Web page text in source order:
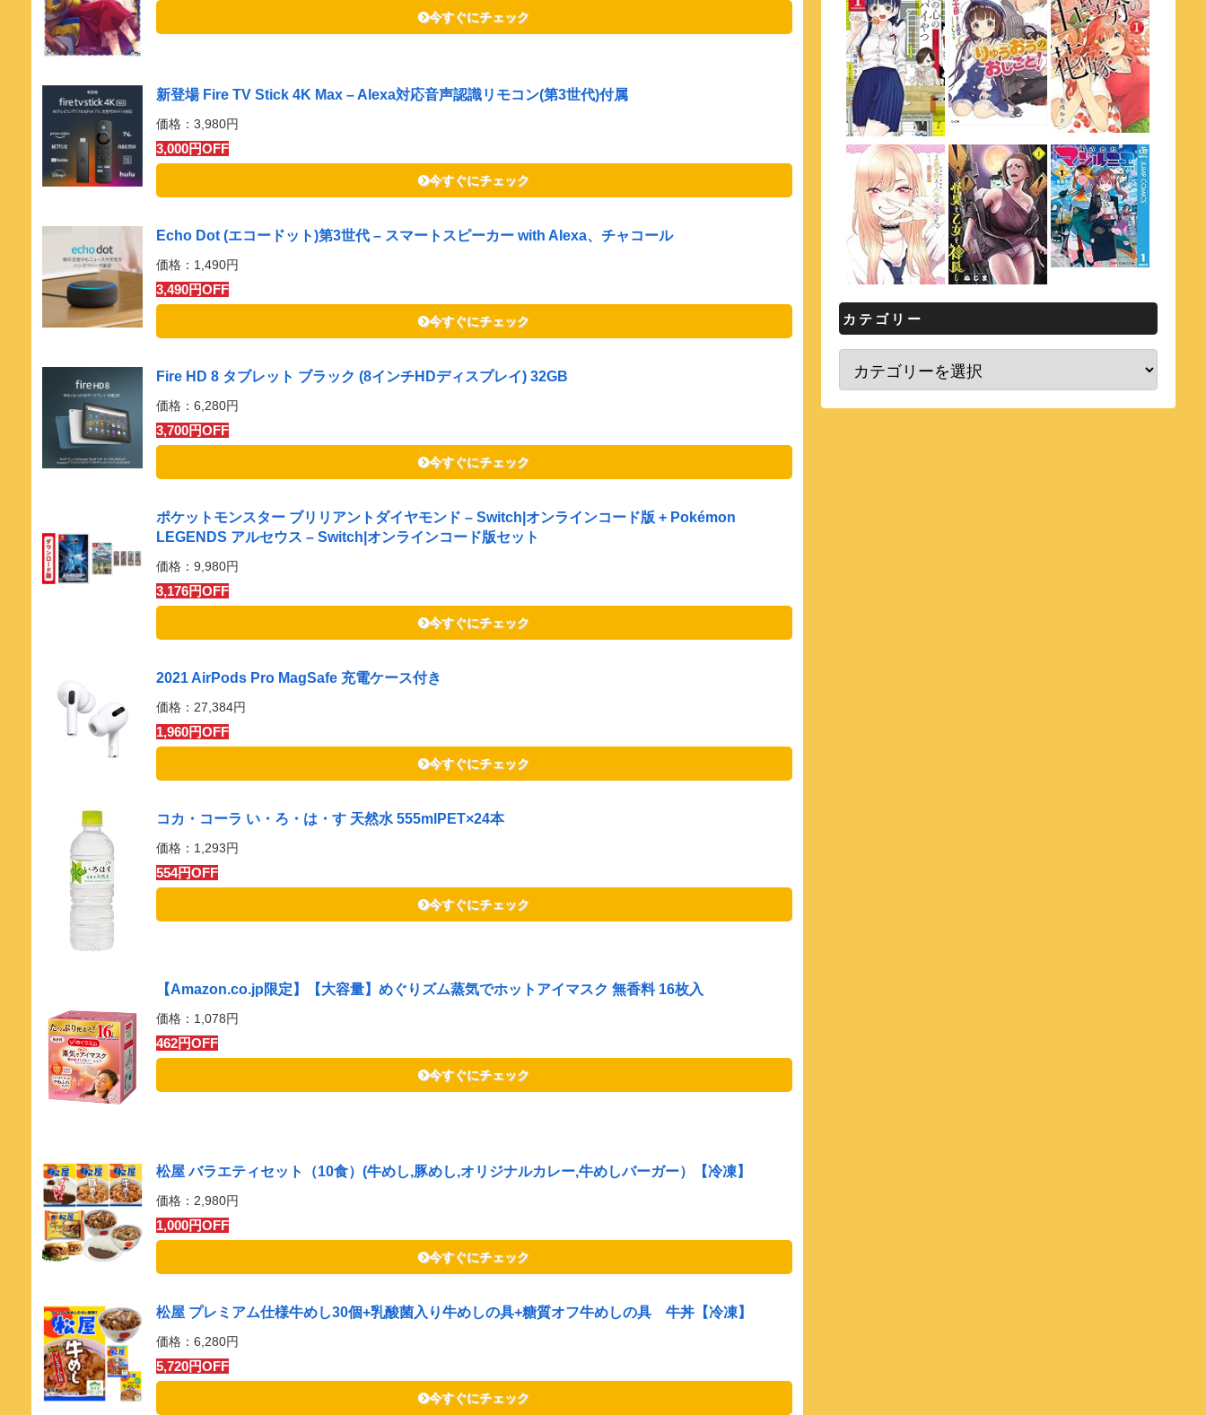
今すぐにチェック
新登場 Fire TV Stick 4K Max – Alexa対応音声認識リモコン(第3世代)付属
価格：3,980円
3,000円OFF
今すぐにチェック
Echo Dot (エコードット)第3世代 – スマートスピーカー with Alexa、チャコール
価格：1,490円
3,490円OFF
今すぐにチェック
Fire HD 8 タブレット ブラック (8インチHDディスプレイ) 32GB
価格：6,280円
3,700円OFF
今すぐにチェック
ポケットモンスター ブリリアントダイヤモンド – Switch|オンラインコード版 + Pokémon
LEGENDS アルセウス – Switch|オンラインコード版セット
価格：9,980円
3,176円OFF
今すぐにチェック
2021 AirPods Pro MagSafe 充電ケース付き
価格：27,384円
1,960円OFF
今すぐにチェック
コカ・コーラ い・ろ・は・す 天然水 555mlPET×24本
価格：1,293円
554円OFF
今すぐにチェック
【Amazon.co.jp限定】【大容量】めぐりズム蒸気でホットアイマスク 無香料 16枚入
価格：1,078円
462円OFF
今すぐにチェック
松屋 バラエティセット（10食）(牛めし,豚めし,オリジナルカレー,牛めしバーガー）【冷凍】
価格：2,980円
1,000円OFF
今すぐにチェック
松屋 プレミアム仕様牛めし30個+乳酸菌入り牛めしの具+糖質オフ牛めしの具 牛丼【冷凍】
価格：6,280円
5,720円OFF
今すぐにチェック
カテゴリー